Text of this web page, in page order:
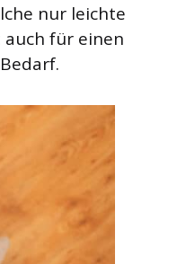
nur leichte
für einen